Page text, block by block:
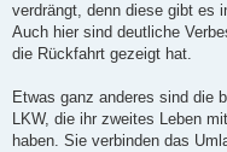
verdrängt, denn diese gibt es
Auch hier sind deutliche
die Rückfahrt gezeigt hat.
Etwas ganz anderes sind die
LKW, die ihr zweites Leben
haben. Sie verbinden das